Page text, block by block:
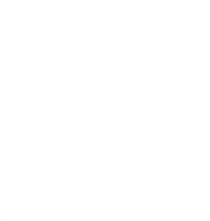
výrobcích (MPG).